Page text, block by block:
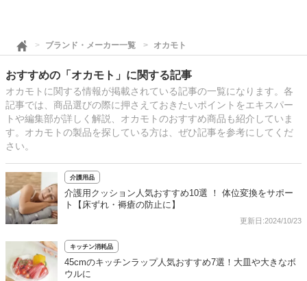
ブランド・メーカー一覧 オカモト
おすすめの「オカモト」に関する記事
オカモトに関する情報が掲載されている記事の一覧になります。各
記事では、商品選びの際に押さえておきたいポイントをエキスパー
トや編集部が詳しく解説、オカモトのおすすめ商品も紹介していま
す。オカモトの製品を探している方は、ぜひ記事を参考にしてくだ
さい。
介護用品
介護用クッション人気おすすめ10選 ！ 体位変換をサポー
ト【床ずれ・褥瘡の防止に】
更新日:2024/10/23
キッチン消耗品
45cmのキッチンラップ人気おすすめ7選！大皿や大きなボ
ウルに